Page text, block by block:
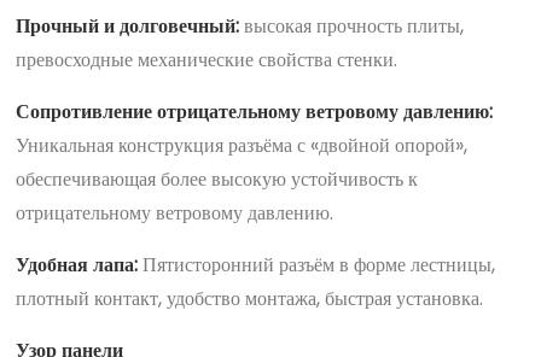
Прочный и долговечный:высокая прочность плиты,
превосходные механические свойства стенки.
Сопротивление отрицательному ветровому давлению:
Уникальная конструкция разъёма с «двойной опорой»,
обеспечивающая более высокую устойчивость к
отрицательному ветровому давлению.
Удобная лапа:Пятисторонний разъём в форме лестницы,
плотный контакт, удобство монтажа, быстрая установка.
Узор панели